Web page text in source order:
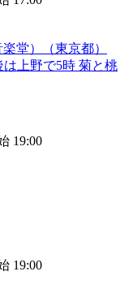
堂）（東京都）
は上野で5時 菊と桃
19:00
19:00